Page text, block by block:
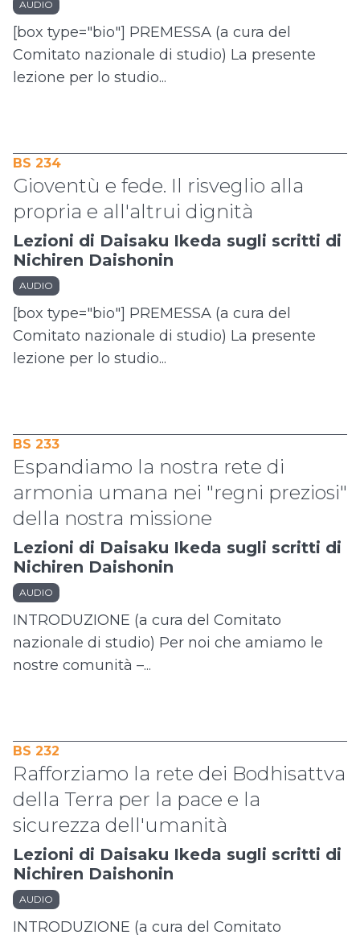
AUDIO
[box type="bio"] PREMESSA (a cura del
Comitato nazionale di studio) La presente
lezione per lo studio...
BS 234
Gioventù e fede. Il risveglio alla
propria e all'altrui dignità
Lezioni di Daisaku Ikeda sugli scritti di
Nichiren Daishonin
AUDIO
[box type="bio"] PREMESSA (a cura del
Comitato nazionale di studio) La presente
lezione per lo studio...
BS 233
Espandiamo la nostra rete di
armonia umana nei "regni preziosi"
della nostra missione
Lezioni di Daisaku Ikeda sugli scritti di
Nichiren Daishonin
AUDIO
INTRODUZIONE (a cura del Comitato
nazionale di studio) Per noi che amiamo le
nostre comunità –...
BS 232
Rafforziamo la rete dei Bodhisattva
della Terra per la pace e la
sicurezza dell'umanità
Lezioni di Daisaku Ikeda sugli scritti di
Nichiren Daishonin
AUDIO
INTRODUZIONE (a cura del Comitato